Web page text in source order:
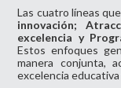
Las cuatro líneas
innovación;
excelencia y
Estos enfoques
manera conjunta,
excelencia